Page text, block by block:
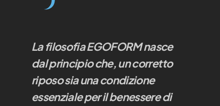
La filosofia EGOFORM nasce
dal principio che, un corretto
riposo sia una condizione
essenziale per il benessere di